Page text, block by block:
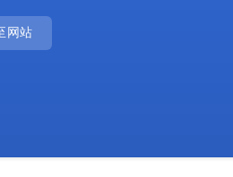
网站